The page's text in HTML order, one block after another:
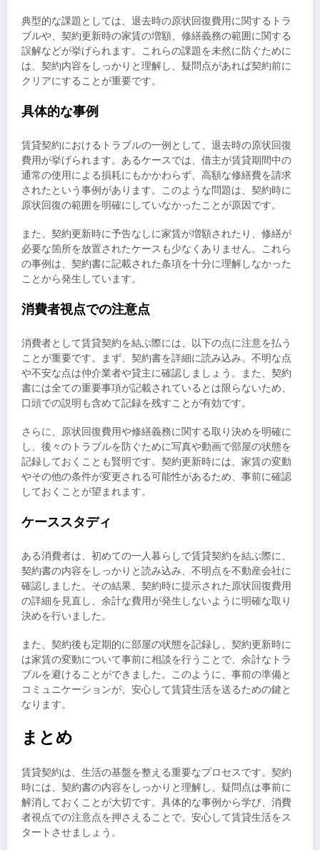
典型的な課題としては、退去時の原状回復費用に関するトラ
ブルや、契約更新時の家賃の増額、修繕義務の範囲に関する
誤解などが挙げられます。これらの課題を未然に防ぐために
は、契約内容をしっかりと理解し、疑問点があれば契約前に
クリアにすることが重要です。
具体的な事例
賃貸契約におけるトラブルの一例として、退去時の原状回復
費用が挙げられます。あるケースでは、借主が賃貸期間中の
通常の使用による損耗にもかかわらず、高額な修繕費を請求
されたという事例があります。このような問題は、契約時に
原状回復の範囲を明確にしていなかったことが原因です。
また、契約更新時に予告なしに家賃が増額されたり、修繕が
必要な箇所を放置されたケースも少なくありません。これら
の事例は、契約書に記載された条項を十分に理解しなかった
ことから発生しています。
消費者視点での注意点
消費者として賃貸契約を結ぶ際には、以下の点に注意を払う
ことが重要です。まず、契約書を詳細に読み込み、不明な点
や不安な点は仲介業者や貸主に確認しましょう。また、契約
書には全ての重要事項が記載されているとは限らないため、
口頭での説明も含めて記録を残すことが有効です。
さらに、原状回復費用や修繕義務に関する取り決めを明確に
し、後々のトラブルを防ぐために写真や動画で部屋の状態を
記録しておくことも賢明です。契約更新時には、家賃の変動
やその他の条件が変更される可能性があるため、事前に確認
しておくことが望まれます。
ケーススタディ
ある消費者は、初めての一人暮らしで賃貸契約を結ぶ際に、
契約書の内容をしっかりと読み込み、不明点を不動産会社に
確認しました。その結果、契約時に提示された原状回復費用
の詳細を見直し、余計な費用が発生しないように明確な取り
決めを行いました。
また、契約後も定期的に部屋の状態を記録し、契約更新時に
は家賃の変動について事前に相談を行うことで、余計なトラ
ブルを避けることができました。このように、事前の準備と
コミュニケーションが、安心して賃貸生活を送るための鍵と
なります。
まとめ
賃貸契約は、生活の基盤を整える重要なプロセスです。契約
時には、契約書の内容をしっかりと理解し、疑問点は事前に
解消しておくことが大切です。具体的な事例から学び、消費
者視点での注意点を押さえることで、安心して賃貸生活をス
タートさせましょう。